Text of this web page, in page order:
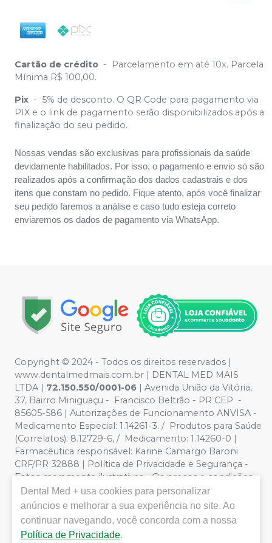
Cartão de crédito -
Parcelamento em até 10x. Parcela
Mínima R$ 100,00.
Pix - 5% de desconto. O QR Code para pagamento via
PIX e o link de pagamento serão disponibilizados após a
finalização do seu pedido.
Nossas vendas são exclusivas para profissionais da saúde
devidamente habilitados. Por isso, o pagamento e envio só são
realizados após a confirmação dos dados cadastrais e dos
itens que constam no pedido. Fique atento, após você finalizar
seu pedido faremos a análise e caso tudo esteja correto
enviaremos os dados de pagamento via WhatsApp.
Copyright © 2024 - Todos os direitos reservados |
www.dentalmedmais.com.br | DENTAL MED MAIS
LTDA | 72.150.550/0001-06 | Avenida União da Vitória,
37, Bairro Miniguaçu - Francisco Beltrão - PR CEP -
85605-586 | Autorizações de Funcionamento ANVISA -
Medicamento Especial: 1.14261-3. / Produtos para Saúde
(Correlatos): 8.12729-6, / Medicamento: 1.14260-0 |
Farmacêutica responsável: Karine Camargo Baroni
CRF/PR 32888 | Política de Privacidade e Segurança -
Fotos meramente ilustrativas - Os preços e condições
da loja virtual estão sujeitos a alterações. Em caso de
divergência de preços no site, o valor válido é o do
Carrinho de Compra. Não vendemos por atacado, por
isso nos reservamos o direito de não atender compras
de grandes volumes pelo site.
Dental Med + usa cookies para personalizar
anúncios e melhorar a sua experiência no site. Ao
continuar navegando, você concorda com a nossa
Política de Privacidade.